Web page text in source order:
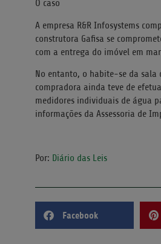
O caso
A empresa R&R Infosystems
construtora Gafisa se
com a entrega do imóvel em
No entanto, o habite-se da sala
compradora ainda teve de
medidores individuais de água
informações da Assessoria de
Por: Diário das Leis
Facebook